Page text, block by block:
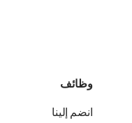
وظائف
انضم إلينا